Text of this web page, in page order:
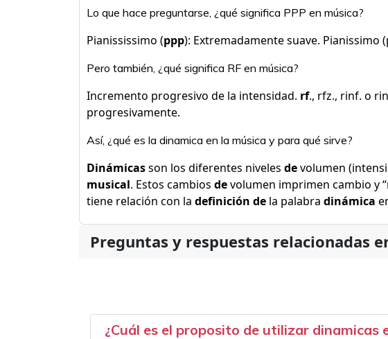
Lo que hace preguntarse, ¿qué significa PPP en música?
Pianississimo (ppp): Extremadamente suave. Pianissimo
Pero también, ¿qué significa RF en música?
Incremento progresivo de la intensidad. rf., rfz., rinf. o
progresivamente.
Así, ¿qué es la dinamica en la música y para qué sirve?
Dinámicasson los diferentes niveles devolumen
musical. Estos cambios devolumen imprimen cambio y
tiene relación con la definición de la palabra dinámica
Preguntas y respuestas relacionadas
¿Cuál es el proposito de utilizar dinamicas